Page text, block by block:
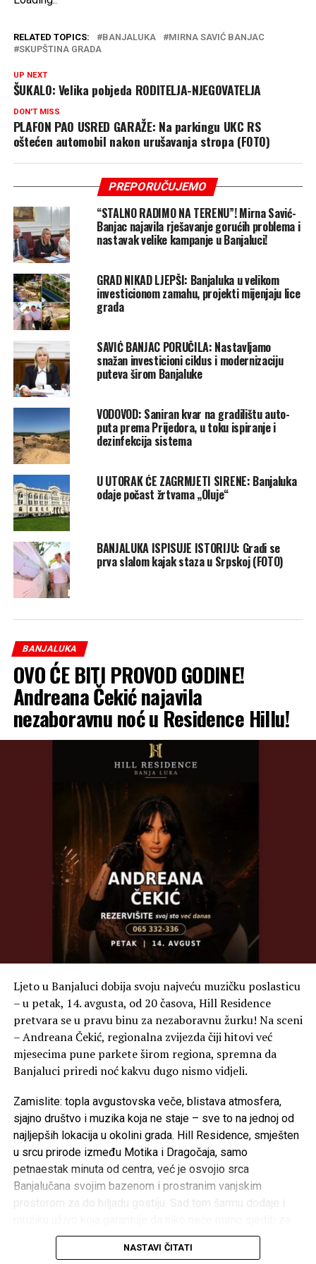
RELATED TOPICS: BANJALUKA
MIRNA SAVIĆ BANJAC
SKUPŠTINA GRADA
UP NEXT
ŠUKALO: Velika pobjeda RODITELJA-NJEGOVATELJA
DON'T MISS
PLAFON PAO USRED GARAŽE: Na parkingu UKC RS
oštećen automobil nakon urušavanja stropa (FOTO)
PREPORUČUJEMO
“STALNO RADIMO NA TERENU”! Mirna Savić-
Banjac najavila rješavanje gorućih problema i
nastavak velike kampanje u Banjaluci!
GRAD NIKAD LJEPŠI: Banjaluka u velikom
investicionom zamahu, projekti mijenjaju lice
grada
SAVIĆ BANJAC PORUČILA: Nastavljamo
snažan investicioni ciklus i modernizaciju
puteva širom Banjaluke
VODOVOD: Saniran kvar na gradilištu auto-
puta prema Prijedora, u toku ispiranje i
dezinfekcija sistema
U UTORAK ĆE ZAGRMJETI SIRENE: Banjaluka
odaje počast žrtvama „Oluje“
BANJALUKA ISPISUJE ISTORIJU: Gradi se
prva slalom kajak staza u Srpskoj (FOTO)
BANJALUKA
OVO ĆE BITI PROVOD GODINE!
Andreana Čekić najavila
nezaboravnu noć u Residence Hillu!
Ljeto u Banjaluci dobija svoju najveću muzičku poslasticu
– u petak, 14. avgusta, od 20 časova, Hill Residence
pretvara se u pravu binu za nezaboravnu žurku! Na sceni
– Andreana Čekić, regionalna zvijezda čiji hitovi već
mjesecima pune parkete širom regiona, spremna da
Banjaluci priredi noć kakvu dugo nismo vidjeli.
Zamislite: topla avgustovska veče, blistava atmosfera,
sjajno društvo i muzika koja ne staje – sve to na jednoj od
najljepših lokacija u okolini grada. Hill Residence, smješten
u srcu prirode između Motika i Dragočaja, samo
petnaestak minuta od centra, već je osvojio srca
Banjalučana svojim bazenom i prostranim vanjskim
prostorom za do hiljadu gostiju. Sad tom šarmu dodaje i
Ovo je veče kada se spajaju luksuz, opuštenost i prava
NASTAVI ČITATI